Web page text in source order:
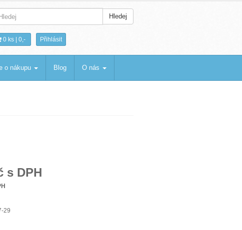
Hledej
0 ks | 0,- Přihlásit
o nákupu Blog O nás
s DPH
29